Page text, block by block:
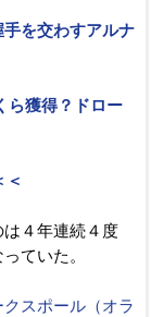
を交わすアルナ
ら獲得？ドロー
＜
は４年連続４度
ていた。
クスポール（オラ